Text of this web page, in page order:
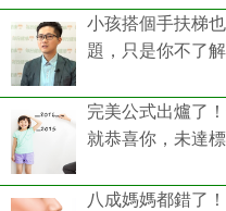
小孩搭個手扶梯
題，只是你不了
完美公式出爐了
就恭喜你，未達
八成媽媽都錯了